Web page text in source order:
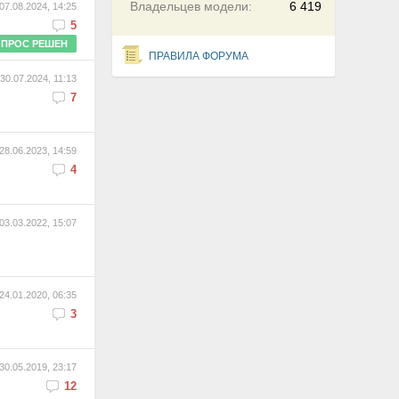
6 419
Владельцев модели:
ПРАВИЛА ФОРУМА
07.08.2024, 14:25
5
РЕШЕН
30.07.2024, 11:13
7
28.06.2023, 14:59
4
03.03.2022, 15:07
24.01.2020, 06:35
3
30.05.2019, 23:17
12